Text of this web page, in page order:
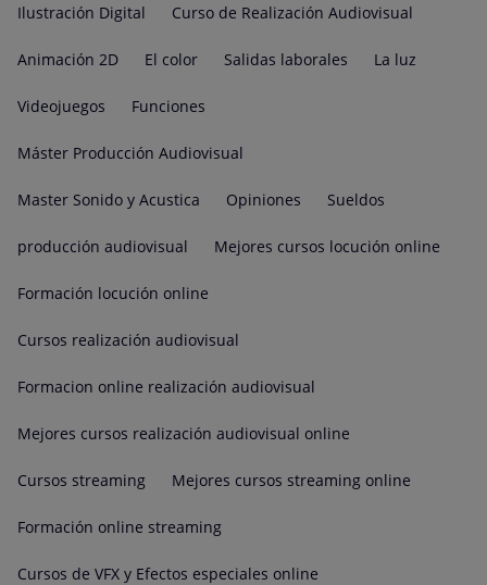
Ilustración Digital Curso de Realización Audiovisual
Animación 2D El color Salidas laborales La luz
Videojuegos Funciones
Máster Producción Audiovisual
Master Sonido y Acustica Opiniones Sueldos
producción audiovisual Mejores cursos locución online
Formación locución online
Cursos realización audiovisual
Formacion online realización audiovisual
Mejores cursos realización audiovisual online
Cursos streaming Mejores cursos streaming online
Formación online streaming
Cursos de VFX y Efectos especiales online